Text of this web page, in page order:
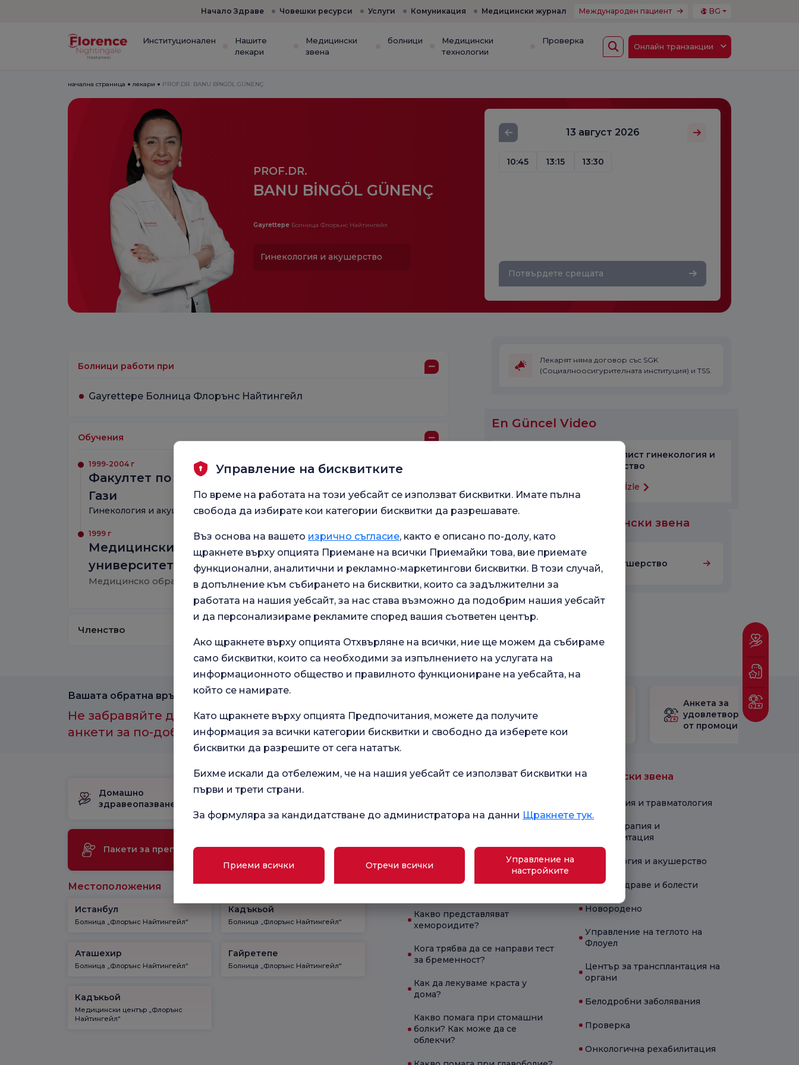
Начало Здраве Човешки ресурси Услуги Комуникация Медицински журнал Международен пациент BG
Институционален
Нашите
лекари
Медицински
звена
болници
Медицински
технологии
Проверка
Онлайн транзакции
начална страница лекари PROF.DR. BANU BİNGÖL GÜNENÇ
PROF.DR.
BANU BİNGÖL GÜNENÇ
GayrettepeБолница Флорънс Найтингейл
Гинекология и акушерство
13 август 2026
10:45 13:15 13:30
Потвърдете срещата
Болници работи при
Gayrettepe Болница Флорънс Найтингейл
Обучения
1999-2004 г
Факултет по медицина на университета в Анкара
Гази
Гинекология и акушерство
1999 г
Медицински факултет Cerrahpaşa на Истанбулския
университет
Медицинско образование
Членство
Лекарят няма договор със SGK
(Социалноосигурителната институция) и TSS.
En Güncel Video
Специалист гинекология и
акушерство
Videoyu İzle
Работили са медицински звена
Гинекология и акушерство
Домашно
здравеопазване
Пакет за
Училище за
Пакети за преглед
Местоположения
Истанбул
Болница „Флорънс Найтингейл“
Кадъкьой
Болница „Флорънс Найтингейл“
Аташехир
Болница „Флорънс Найтингейл“
Гайретепе
Болница „Флорънс Найтингейл“
Кадъкьой
Медицински център „Флорънс
Найтингейл“
Текущо здравословно
Какво е добро за диария?
Какви са симптомите на
Какви са симптомите на
Какво представляват
хемороидите?
Кога трябва да се направи тест
за бременност?
Как да лекуваме краста у
дома?
Какво помага при стомашни
болки? Как може да се
облекчи?
Медицински звена
Ортопедия и травматология
Физиотерапия и
рехабилитация
Гинекология и акушерство
Детско здраве и болести
Новородено
Управление на теглото на
Флоуел
Център за трансплантация на
органи
Белодробни заболявания
Проверка
Онкологична рехабилитация
Вашата обратна връзка е важна за нас.
Не забравяйте да участвате в нашите
анкети за по-добро здравно изживяване.
удовлетворение
Анкетата за
Анкета за
удовлетвореност
от промоцията
Управление на бисквитките
По време на работата на този уебсайт се използват бисквитки. Имате пълна
свобода да избирате кои категории бисквитки да разрешавате.
Въз основа на вашето изрично съгласие, както е описано по-долу, като
щракнете върху опцията Приемане на всички Приемайки това, вие приемате
функционални, аналитични и рекламно-маркетингови бисквитки. В този случай,
в допълнение към събирането на бисквитки, които са задължителни за
работата на нашия уебсайт, за нас става възможно да подобрим нашия уебсайт
и да персонализираме рекламите според вашия съответен център.
Ако щракнете върху опцията Отхвърляне на всички, ние ще можем да събираме
само бисквитки, които са необходими за изпълнението на услугата на
информационното общество и правилното функциониране на уебсайта, на
който се намирате.
Като щракнете върху опцията Предпочитания, можете да получите
информация за всички категории бисквитки и свободно да изберете кои
бисквитки да разрешите от сега нататък.
Бихме искали да отбележим, че на нашия уебсайт се използват бисквитки на
първи и трети страни.
За формуляра за кандидатстване до администратора на данни Щракнете тук.
Приеми всички Отречи всички
Управление на
настройките